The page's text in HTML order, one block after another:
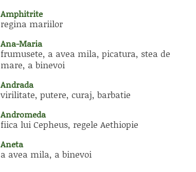
Amphitrite
regina mariilor
Ana-Maria
frumusete, a avea mila, picatura, stea de
mare, a binevoi
Andrada
virilitate, putere, curaj, barbatie
Andromeda
fiica lui Cepheus, regele Aethiopie
Aneta
a avea mila, a binevoi